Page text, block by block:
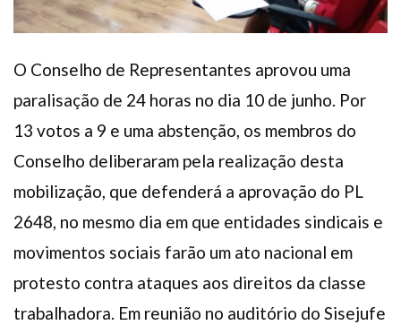
O Conselho de Representantes aprovou uma
paralisação de 24 horas no dia 10 de junho. Por
13 votos a 9 e uma abstenção, os membros do
Conselho deliberaram pela realização desta
mobilização, que defenderá a aprovação do PL
2648, no mesmo dia em que entidades sindicais e
movimentos sociais farão um ato nacional em
protesto contra ataques aos direitos da classe
trabalhadora. Em reunião no auditório do Sisejufe